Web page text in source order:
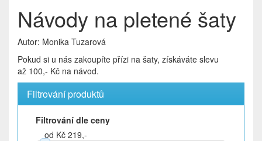
Návody na pletené šaty
Autor: Monika Tuzarová
Pokud si u nás zakoupíte přízi na šaty, získáváte slevu
až 100,- Kč na návod.
Filtrování produktů
Filtrování dle ceny
od Kč 219,-